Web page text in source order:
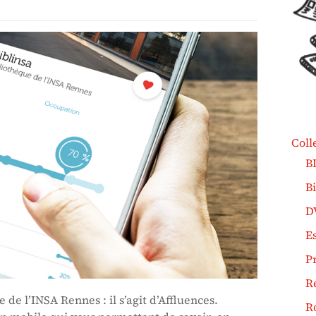
l’INSA Rennes : il s’agit d’Affluences.